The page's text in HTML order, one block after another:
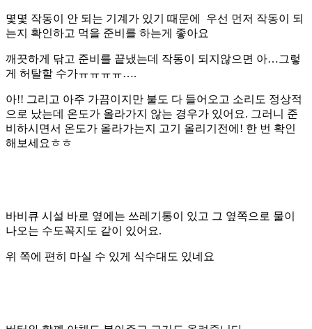
몇몇 작동이 안 되는 기계가 있기 때문에 우선 먼저 작동이 되
는지 확인하고 먹을 준비를 하는게 좋아요
깨끗하게 닦고 준비를 끝냈는데 작동이 되지않으면 아…그렇
게 허탈할 수가ㅠㅠㅠㅠ….
아!! 그리고 아주 가끔이지만 불도 다 들어오고 소리도 정상적
으로 났는데 온도가 올라가지 않는 경우가 있어요. 그러니 준
비하시면서 온도가 올라가는지 고기 올리기전에! 한 번 확인
해보세요ㅎㅎ
바비큐 시설 바로 옆에는 쓰레기통이 있고 그 옆쪽으로 물이
나오는 수도꼭지도 같이 있어요.
위 쪽에 편히 마실 수 있게 식수대도 있네요